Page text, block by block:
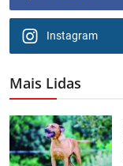
Instagram
Mais Lidas